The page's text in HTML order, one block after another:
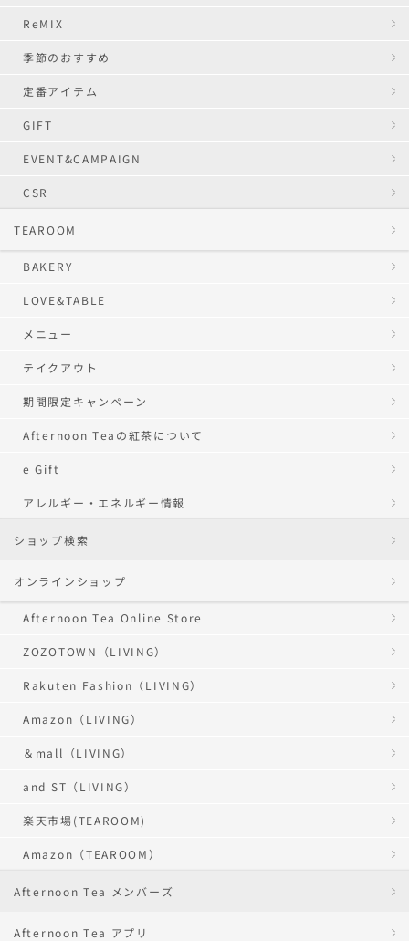
ReMIX
季節のおすすめ
定番アイテム
GIFT
EVENT&CAMPAIGN
CSR
TEAROOM
BAKERY
LOVE&TABLE
メニュー
テイクアウト
期間限定キャンペーン
Afternoon Teaの紅茶について
e Gift
アレルギー・エネルギー情報
ショップ検索
オンラインショップ
Afternoon Tea Online Store
ZOZOTOWN（LIVING）
Rakuten Fashion（LIVING）
Amazon（LIVING）
＆mall（LIVING）
and ST（LIVING）
楽天市場(TEAROOM)
Amazon（TEAROOM）
Afternoon Tea メンバーズ
Afternoon Tea アプリ